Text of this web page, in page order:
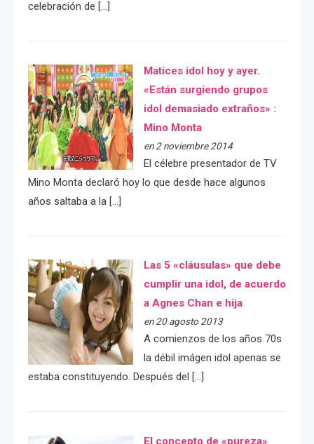
celebración de […]
Matices idol hoy y ayer.
«Están surgiendo grupos
idol demasiado extraños» :
Mino Monta
en 2 noviembre 2014
El célebre presentador de TV
Mino Monta declaró hoy lo que desde hace algunos
años saltaba a la […]
Las 5 «cláusulas» que debe
cumplir una idol, de acuerdo
a Agnes Chan e hija
en 20 agosto 2013
A comienzos de los años 70s
la débil imágen idol apenas se
estaba constituyendo. Después del […]
El concepto de «pureza»